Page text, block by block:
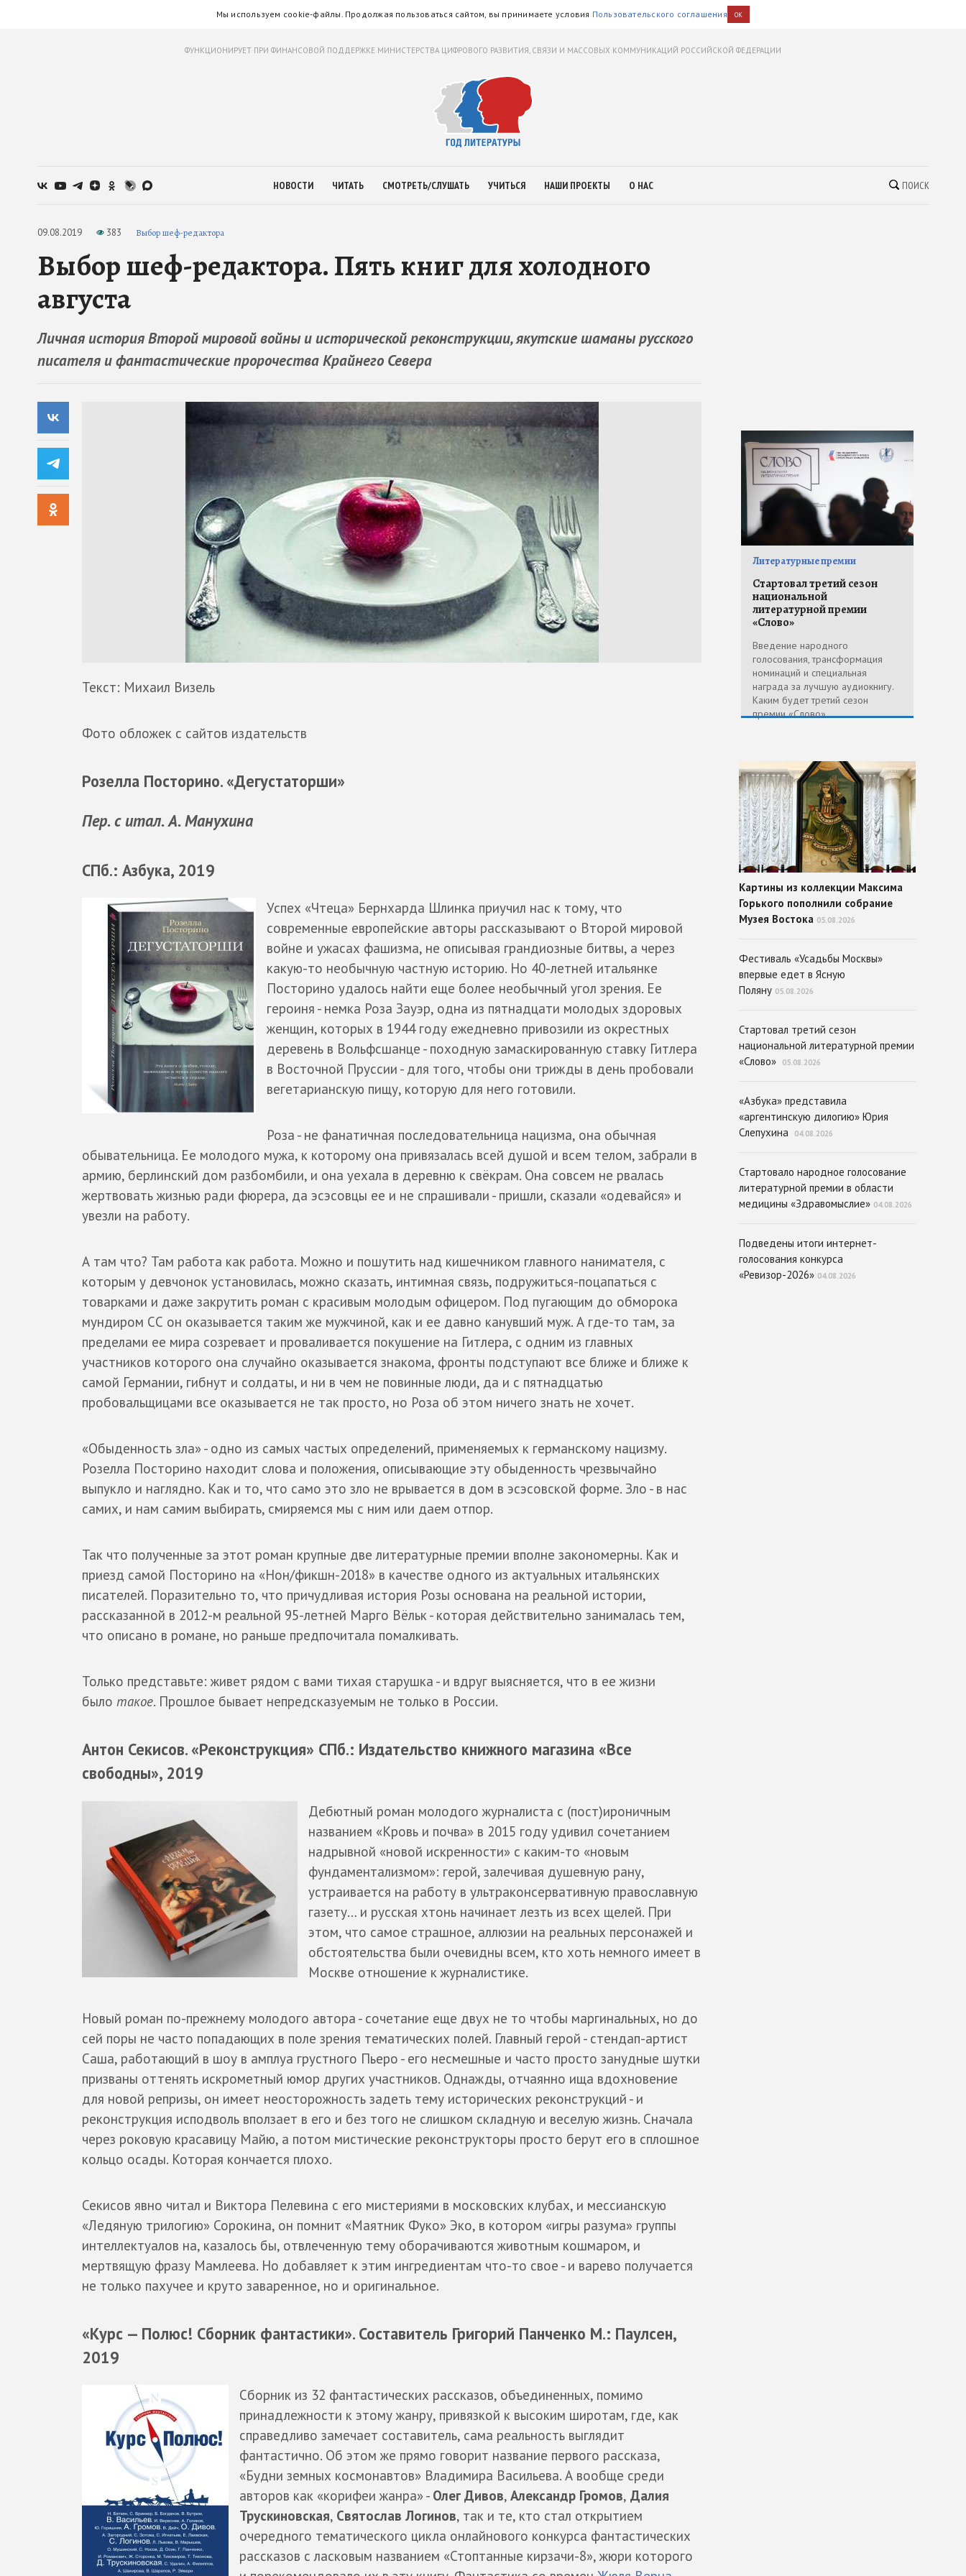
Мы используем cookie-файлы. Продолжая пользоваться сайтом, вы принимаете условия Пользовательского соглашения OK
ФУНКЦИОНИРУЕТ ПРИ ФИНАНСОВОЙ ПОДДЕРЖКЕ МИНИСТЕРСТВА ЦИФРОВОГО РАЗВИТИЯ, СВЯЗИ И МАССОВЫХ КОММУНИКАЦИЙ РОССИЙСКОЙ ФЕДЕРАЦИИ
НОВОСТИ ЧИТАТЬ СМОТРЕТЬ/СЛУШАТЬ УЧИТЬСЯ НАШИ ПРОЕКТЫ О НАС ПОИСК
09.08.2019 383 Выбор шеф-редактора
Выбор шеф-редактора. Пять книг для холодного
августа
Личная история Второй мировой войны и исторической реконструкции, якутские шаманы русского
писателя и фантастические пророчества Крайнего Севера
Текст: Михаил Визель
Фото обложек с сайтов издательств
Розелла Посторино. «Дегустаторши»
Пер. с итал. А. Манухина
СПб.: Азбука, 2019
Успех «Чтеца» Бернхарда Шлинка приучил нас к тому, что
современные европейские авторы рассказывают о Второй мировой
войне и ужасах фашизма, не описывая грандиозные битвы, а через
какую-то необычную частную историю. Но 40-летней итальянке
Посторино удалось найти еще более необычный угол зрения. Ее
героиня - немка Роза Зауэр, одна из пятнадцати молодых здоровых
женщин, которых в 1944 году ежедневно привозили из окрестных
деревень в Вольфсшанце - походную замаскированную ставку Гитлера
в Восточной Пруссии - для того, чтобы они трижды в день пробовали
вегетарианскую пищу, которую для него готовили.
Роза - не фанатичная последовательница нацизма, она обычная
обывательница. Ее молодого мужа, к которому она привязалась всей душой и всем телом, забрали в
армию, берлинский дом разбомбили, и она уехала в деревню к свёкрам. Она совсем не рвалась
жертвовать жизнью ради фюрера, да эсэсовцы ее и не спрашивали - пришли, сказали «одевайся» и
увезли на работу.
А там что? Там работа как работа. Можно и пошутить над кишечником главного нанимателя, с
которым у девчонок установилась, можно сказать, интимная связь, подружиться-поцапаться с
товарками и даже закрутить роман с красивым молодым офицером. Под пугающим до обморока
мундиром СС он оказывается таким же мужчиной, как и ее давно канувший муж. А где-то там, за
пределами ее мира созревает и проваливается покушение на Гитлера, с одним из главных
участников которого она случайно оказывается знакома, фронты подступают все ближе и ближе к
самой Германии, гибнут и солдаты, и ни в чем не повинные люди, да и с пятнадцатью
пробовальщицами все оказывается не так просто, но Роза об этом ничего знать не хочет.
«Обыденность зла» - одно из самых частых определений, применяемых к германскому нацизму.
Розелла Посторино находит слова и положения, описывающие эту обыденность чрезвычайно
выпукло и наглядно. Как и то, что само это зло не врывается в дом в эсэсовской форме. Зло - в нас
самих, и нам самим выбирать, смиряемся мы с ним или даем отпор.
Так что полученные за этот роман крупные две литературные премии вполне закономерны. Как и
приезд самой Посторино на «Нон/фикшн-2018» в качестве одного из актуальных итальянских
писателей. Поразительно то, что причудливая история Розы основана на реальной истории,
рассказанной в 2012-м реальной 95-летней Марго Вёльк - которая действительно занималась тем,
что описано в романе, но раньше предпочитала помалкивать.
Только представьте: живет рядом с вами тихая старушка - и вдруг выясняется, что в ее жизни
было такое. Прошлое бывает непредсказуемым не только в России.
Антон Секисов. «Реконструкция» СПб.: Издательство книжного магазина «Все
свободны», 2019
Дебютный роман молодого журналиста с (пост)ироничным
названием «Кровь и почва» в 2015 году удивил сочетанием
надрывной «новой искренности» с каким-то «новым
фундаментализмом»: герой, залечивая душевную рану,
устраивается на работу в ультраконсервативную православную
газету… и русская хтонь начинает лезть из всех щелей. При
этом, что самое страшное, аллюзии на реальных персонажей и
обстоятельства были очевидны всем, кто хоть немного имеет в
Москве отношение к журналистике.
Новый роман по-прежнему молодого автора - сочетание еще двух не то чтобы маргинальных, но до
сей поры не часто попадающих в поле зрения тематических полей. Главный герой - стендап-артист
Саша, работающий в шоу в амплуа грустного Пьеро - его несмешные и часто просто занудные шутки
призваны оттенять искрометный юмор других участников. Однажды, отчаянно ища вдохновение
для новой репризы, он имеет неосторожность задеть тему исторических реконструкций - и
реконструкция исподволь вползает в его и без того не слишком складную и веселую жизнь. Сначала
через роковую красавицу Майю, а потом мистические реконструкторы просто берут его в сплошное
кольцо осады. Которая кончается плохо.
Секисов явно читал и Виктора Пелевина с его мистериями в московских клубах, и мессианскую
«Ледяную трилогию» Сорокина, он помнит «Маятник Фуко» Эко, в котором «игры разума» группы
интеллектуалов на, казалось бы, отвлеченную тему оборачиваются животным кошмаром, и
мертвящую фразу Мамлеева. Но добавляет к этим ингредиентам что-то свое - и варево получается
не только пахучее и круто заваренное, но и оригинальное.
«Курс — Полюс! Сборник фантастики». Составитель Григорий Панченко М.: Паулсен,
2019
Сборник из 32 фантастических рассказов, объединенных, помимо
принадлежности к этому жанру, привязкой к высоким широтам, где, как
справедливо замечает составитель, сама реальность выглядит
фантастично. Об этом же прямо говорит название первого рассказа,
«Будни земных космонавтов» Владимира Васильева. А вообще среди
авторов как «корифеи жанра» - Олег Дивов, Александр Громов, Далия
Трускиновская, Святослав Логинов, так и те, кто стал открытием
очередного тематического цикла онлайнового конкурса фантастических
рассказов с ласковым названием «Стоптанные кирзачи-8», жюри которого
Литературные премии
Стартовал третий сезон
национальной
литературной премии
«Слово»
Введение народного
голосования, трансформация
номинаций и специальная
награда за лучшую аудиокнигу.
Каким будет третий сезон
премии «Слово»
Картины из коллекции Максима
Горького пополнили собрание
Музея Востока 05.08.2026
Фестиваль «Усадьбы Москвы»
впервые едет в Ясную
Поляну 05.08.2026
Стартовал третий сезон
национальной литературной премии
«Слово»
05.08.2026
«Азбука» представила
«аргентинскую дилогию» Юрия
Слепухина
04.08.2026
Стартовало народное голосование
литературной премии в области
медицины «Здравомыслие» 04.08.2026
Подведены итоги интернет-
голосования конкурса
«Ревизор-2026» 04.08.2026